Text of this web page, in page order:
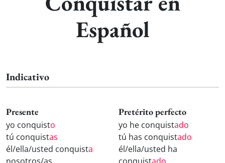
Español
Indicativo
Presente
yo conquisto
tú conquistas
él/ella/usted conquista
Pretérito perfecto
yo he conquistado
tú has conquistado
él/ella/usted ha